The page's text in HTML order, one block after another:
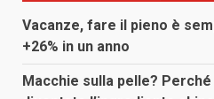
Vacanze, fare il pieno è
+26% in un anno
Macchie sulla pelle?